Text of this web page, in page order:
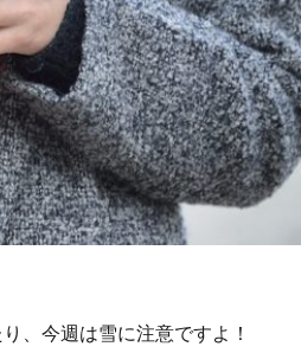
、今週は雪に注意ですよ！